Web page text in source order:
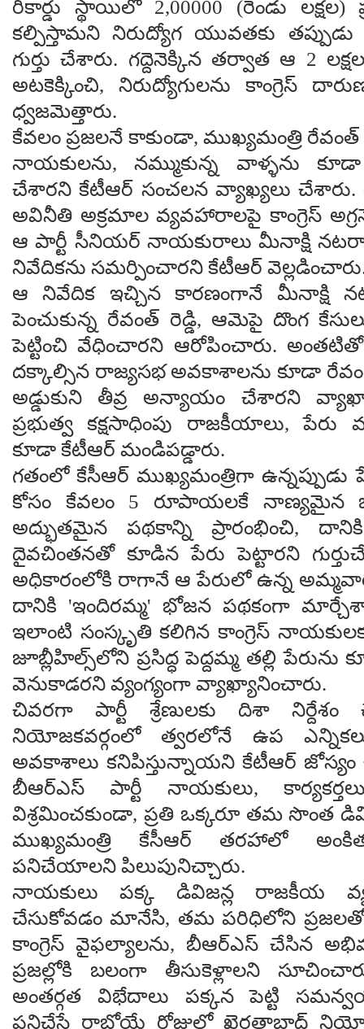
రికార్డు స్థాయిలో 2,00000 (రెండు లక్షల)
కల్పిస్తామని నిరుద్యోగ యువతకు
గుర్తు చేశారు. గద్దెనెక్కిన తర్వాత ఆ 2
అటకెక్కించి, నిరుద్యోగులను కాంగ్రెస్
ధ్వజమెత్తారు.
కేవలం ప్రజలనే కాకుండా, ముఖ్యమంత్రి
నాయకులను, నమ్ముకున్న వాళ్ళను
చేశారని కేటీఆర్ సంచలన వ్యాఖ్యలు చేశారు.
అవినీతి అక్రమాల వ్యవహారాలపై కాంగ్రెస్
ఆ పార్టీ సీనియర్ నాయకురాలు మీనాక్షి
నివేదికను సమర్పించారని కేటీఆర్
ఆ నివేదిక ఇచ్చిన కారణంగానే మీనాక్షి
పెంచుకున్న రేవంత్ రెడ్డి, ఆమెపై దొంగ
పెట్టించి వేధించారని ఆరోపించారు.
దక్కాల్సిన రాజ్యసభ అవకాశాలను కూడా
అడ్డుకుని తీవ్ర అన్యాయం చేశారని
ప్రభుత్వ కక్షసాధింపు రాజకీయాలు, పేరు
కూడా కేటీఆర్ మండిపడ్డారు.
గతంలో కేసీఆర్ ముఖ్యమంత్రిగా ఉన్నప్పుడు
కోసం కేవలం 5 రూపాయలకే నాణ్యమైన
అద్భుతమైన పథకాన్ని ప్రారంభించి,
దైవచింతనతో కూడిన పేరు పెట్టారని
అధికారంలోకి రాగానే ఆ పేరులో ఉన్న
దానికి 'ఇందిరమ్మ' భోజన పథకంగా
ఇలాంటి సంస్కృతి కలిగిన కాంగ్రెస్
జూబ్లీహిల్స్‌లోని ప్రసిద్ధ పెద్దమ్మ తల్లి
వెనుకాడరని వ్యంగ్యంగా వ్యాఖ్యానించారు.
చివరగా పార్టీ శ్రేణులకు దిశా
నియోజకవర్గంలో త్వరలోనే ఉప
అవకాశాలు కనిపిస్తున్నాయని కేటీఆర్ జోస్యం
బీఆర్ఎస్ పార్టీ నాయకులు,
విశ్రమించకుండా, ప్రతి ఒక్కరూ తమ
ముఖ్యమంత్రి కేసీఆర్ తరహాలో
పనిచేయాలని పిలుపునిచ్చారు.
నాయకులు పక్క డివిజన్ల రాజకీయ
చేసుకోవడం మానేసి, తమ పరిధిలోని
కాంగ్రెస్ వైఫల్యాలను, బీఆర్ఎస్ చేసిన
ప్రజల్లోకి బలంగా తీసుకెళ్లాలని
అంతర్గత విభేదాలు పక్కన పెట్టి
పనిచేస్తే రాబోయే రోజుల్లో ఖైరతాబాద్